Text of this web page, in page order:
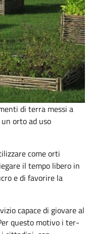
di terra messi a
orto ad uso
come orti
il tempo libero in
e di favorire la
capace di giovare al
questo motivo i ter­